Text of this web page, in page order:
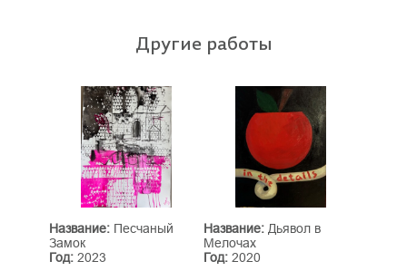
Другие работы
Название: Песчаный
Замок
Год: 2023
Название: Дьявол в
Мелочах
Год: 2020